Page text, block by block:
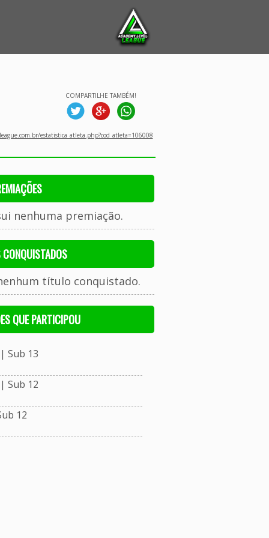
COMPARTILHE TAMBÉM!
estatistica_atleta.php?cod_atleta=106008
nenhuma premiação.
título conquistado.
QUE PARTICIPOU
Sub 13
Sub 12
12